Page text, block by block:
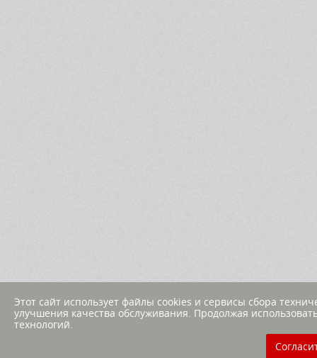
Этот сайт использует файлы cookies и сервисы сбора
улучшения качества обслуживания. Продолжая
технологий.